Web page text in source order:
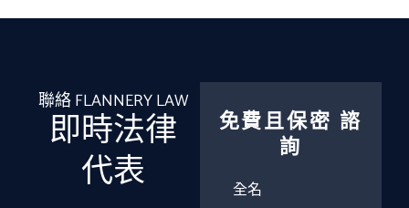
聯絡 FLANNERY LAW
即時法律
代表
免費且保密 諮
詢